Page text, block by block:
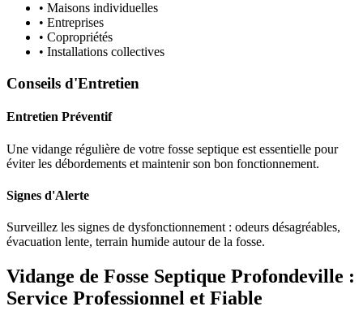
• Maisons individuelles
• Entreprises
• Copropriétés
• Installations collectives
Conseils d'Entretien
Entretien Préventif
Une vidange régulière de votre fosse septique est essentielle pour
éviter les débordements et maintenir son bon fonctionnement.
Signes d'Alerte
Surveillez les signes de dysfonctionnement : odeurs désagréables,
évacuation lente, terrain humide autour de la fosse.
Vidange de Fosse Septique Profondeville :
Service Professionnel et Fiable